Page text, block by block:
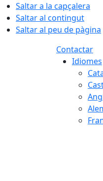
Saltar a la capçalera
Saltar al contingut
Saltar al peu de pàgina
Contactar
Idiomes